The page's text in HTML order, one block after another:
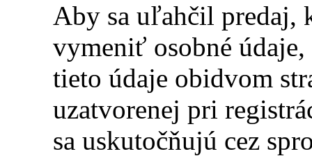
Aby sa uľahčil predaj,
vymeniť osobné
tieto údaje obidvom
uzatvorenej pri
sa uskutočňujú cez